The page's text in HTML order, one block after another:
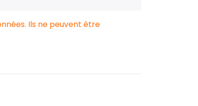
Ils ne peuvent être